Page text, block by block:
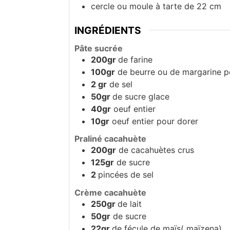
cercle ou moule à tarte de 22 cm
INGRÉDIENTS
Pâte sucrée
200grde farine
100gr de beurre ou de margarine
2 gr de sel
50grde sucre glace
40gr oeuf entier
10gr oeuf entier pour dorer
Praliné cacahuète
200gr de cacahuètes crus
125gr de sucre
2 pincées de sel
Crème cacahuète
250grde lait
50gr de sucre